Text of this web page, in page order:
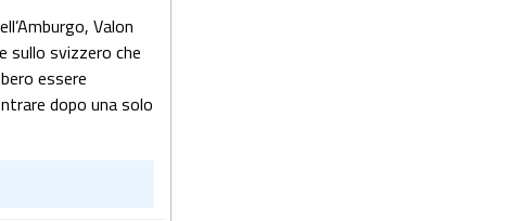
Valon
sullo svizzero che
essere
dopo una solo